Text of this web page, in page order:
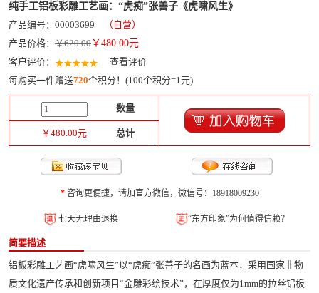
纯手工铝板彩雕工艺画：“虎痴”张善子《虎啸风生》
产品编号：00003699
（自营）
产品价格： ￥620.00 ￥ 480.00元
客户评价：
查看评价
每购买一件赠送720个积分！(100个积分=1元)
数量
￥480.00元 总计
*咨询更便捷，请加官方微信，微信号：18918009230
七天无理由退换 “东方印象”为何值得信赖？
简要描述
铝板彩雕工艺画“虎啸风生”以“虎痴”张善子的名画为蓝本，采用国家非物
质文化遗产传承和创新项目“金雕彩绘技术”，在厚度仅为1mm的拉丝铝板